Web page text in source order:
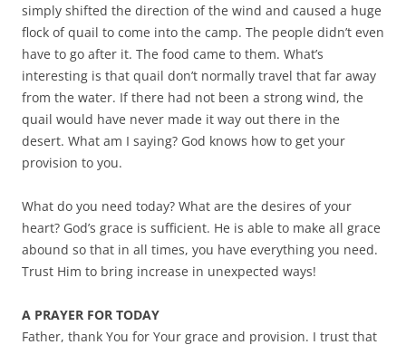
simply shifted the direction of the wind and caused a huge
flock of quail to come into the camp. The people didn’t even
have to go after it. The food came to them. What’s
interesting is that quail don’t normally travel that far away
from the water. If there had not been a strong wind, the
quail would have never made it way out there in the
desert. What am I saying? God knows how to get your
provision to you.
What do you need today? What are the desires of your
heart? God’s grace is sufficient. He is able to make all grace
abound so that in all times, you have everything you need.
Trust Him to bring increase in unexpected ways!
A PRAYER FOR TODAY
Father, thank You for Your grace and provision. I trust that